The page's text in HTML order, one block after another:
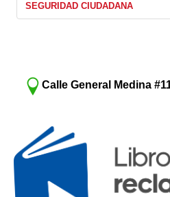
SEGURIDAD CIUDADANA
Calle General Medina